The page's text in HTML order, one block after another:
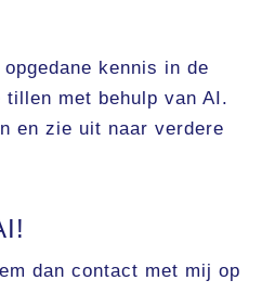
kennis in de
met behulp van AI.
en zie uit naar verdere
dan contact met mij op